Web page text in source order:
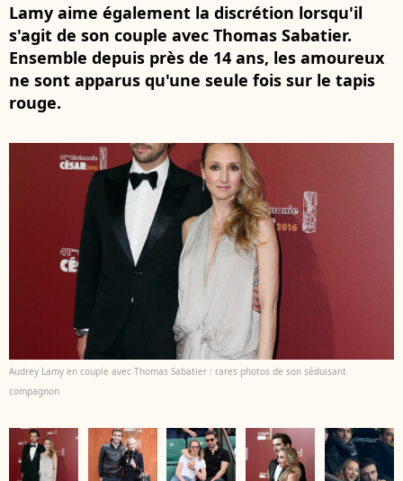
Lamy aime également la discrétion lorsqu'il
s'agit de son couple avec Thomas Sabatier.
Ensemble depuis près de 14 ans, les amoureux
ne sont apparus qu'une seule fois sur le tapis
rouge.
Audrey Lamy en couple avec Thomas Sabatier : rares photos de son séduisant
compagnon